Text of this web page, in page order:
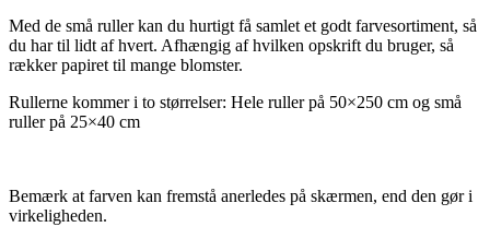
Med de små ruller kan du hurtigt få samlet et godt farvesortiment, så
du har til lidt af hvert. Afhængig af hvilken opskrift du bruger, så
rækker papiret til mange blomster.
Rullerne kommer i to størrelser: Hele ruller på 50×250 cm og små
ruller på 25×40 cm
Bemærk at farven kan fremstå anerledes på skærmen, end den gør i
virkeligheden.